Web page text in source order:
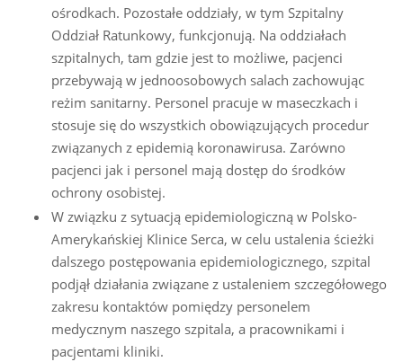
ośrodkach. Pozostałe oddziały, w tym Szpitalny
Oddział Ratunkowy, funkcjonują. Na oddziałach
szpitalnych, tam gdzie jest to możliwe, pacjenci
przebywają w jednoosobowych salach zachowując
reżim sanitarny. Personel pracuje w maseczkach i
stosuje się do wszystkich obowiązujących procedur
związanych z epidemią koronawirusa. Zarówno
pacjenci jak i personel mają dostęp do środków
ochrony osobistej.
W związku z sytuacją epidemiologiczną w Polsko-
Amerykańskiej Klinice Serca, w celu ustalenia ścieżki
dalszego postępowania epidemiologicznego, szpital
podjął działania związane z ustaleniem szczegółowego
zakresu kontaktów pomiędzy personelem
medycznym naszego szpitala, a pracownikami i
pacjentami kliniki.